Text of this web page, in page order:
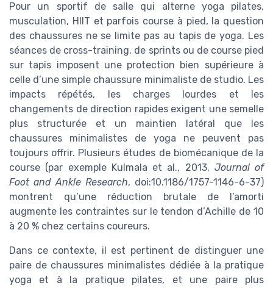
Pour un sportif de salle qui alterne yoga pilates,
musculation, HIIT et parfois course à pied, la question
des chaussures ne se limite pas au tapis de yoga. Les
séances de cross-training, de sprints ou de course pied
sur tapis imposent une protection bien supérieure à
celle d’une simple chaussure minimaliste de studio. Les
impacts répétés, les charges lourdes et les
changements de direction rapides exigent une semelle
plus structurée et un maintien latéral que les
chaussures minimalistes de yoga ne peuvent pas
toujours offrir. Plusieurs études de biomécanique de la
course (par exemple Kulmala et al., 2013, Journal of
Foot and Ankle Research, doi:10.1186/1757-1146-6-37)
montrent qu’une réduction brutale de l’amorti
augmente les contraintes sur le tendon d’Achille de 10
à 20 % chez certains coureurs.
Dans ce contexte, il est pertinent de distinguer une
paire de chaussures minimalistes dédiée à la pratique
yoga et à la pratique pilates, et une paire plus